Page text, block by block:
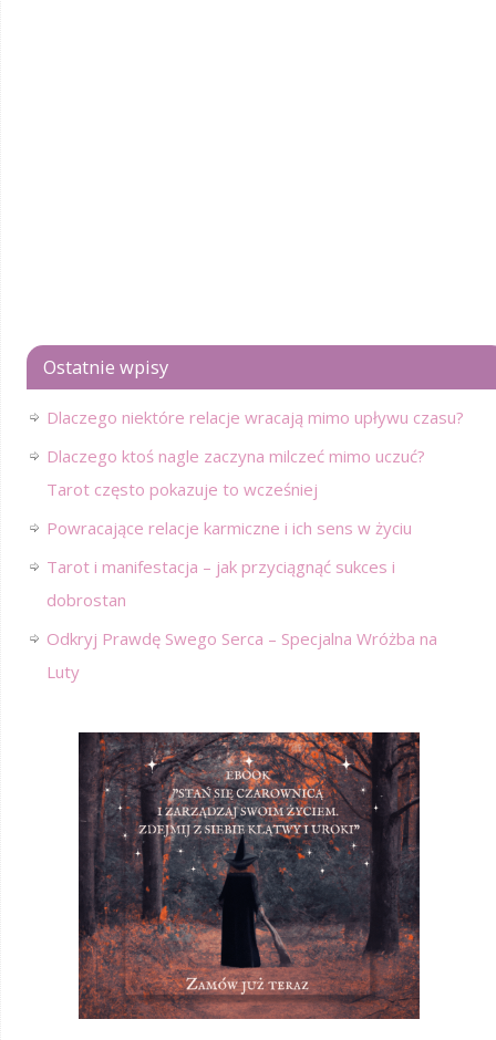
Ostatnie wpisy
Dlaczego niektóre relacje wracają mimo upływu czasu?
Dlaczego ktoś nagle zaczyna milczeć mimo uczuć?
Tarot często pokazuje to wcześniej
Powracające relacje karmiczne i ich sens w życiu
Tarot i manifestacja – jak przyciągnąć sukces i
dobrostan
Odkryj Prawdę Swego Serca – Specjalna Wróżba na
Luty